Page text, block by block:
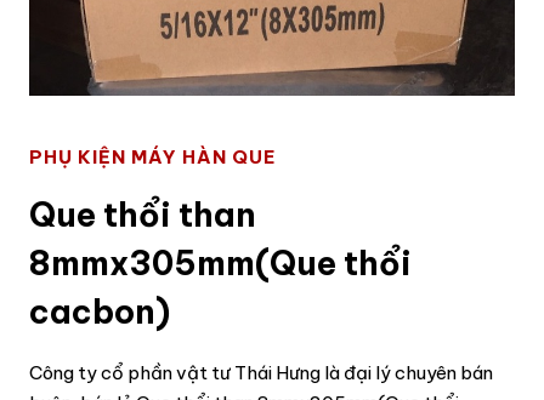
PHỤ KIỆN MÁY HÀN QUE
Que thổi than
8mmx305mm(Que thổi
cacbon)
Công ty cổ phần vật tư Thái Hưng là đại lý chuyên bán